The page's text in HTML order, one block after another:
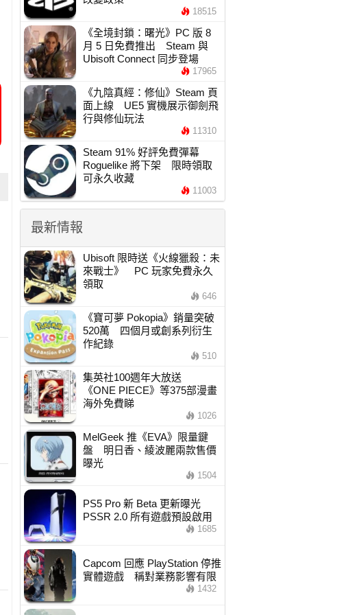
18515
《全境封鎖：曙光》PC 版 8
月 5 日免費推出 Steam 與
Ubisoft Connect 同步登場
17965
《九陰真經：修仙》Steam 頁
面上線 UE5 實機展示御劍飛
行與修仙玩法
11310
Steam 91% 好評免費彈幕
Roguelike 將下架 限時領取
可永久收藏
11003
最新情報
Ubisoft 限時送《火線獵殺：未
來戰士》 PC 玩家免費永久
領取
646
《寶可夢 Pokopia》銷量突破
520萬 四個月或創系列衍生
作紀錄
510
集英社100週年大放送
《ONE PIECE》等375部漫畫
海外免費睇
1026
MelGeek 推《EVA》限量鍵
盤 明日香、綾波麗兩款售價
曝光
1504
PS5 Pro 新 Beta 更新曝光
PSSR 2.0 所有遊戲預設啟用
1685
Capcom 回應 PlayStation 停推
實體遊戲 稱對業務影響有限
1432